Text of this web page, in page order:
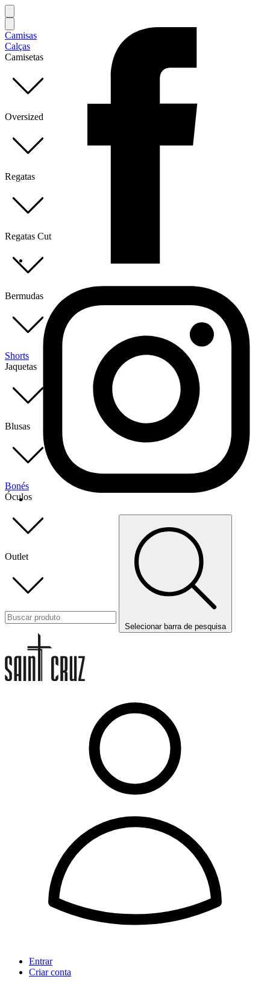
Camisas
Calças
Camisetas
Oversized
Regatas
Regatas Cut
Bermudas
Shorts
Jaquetas
Blusas
Bonés
Óculos
Outlet
Selecionar barra de pesquisa
Entrar
Criar conta